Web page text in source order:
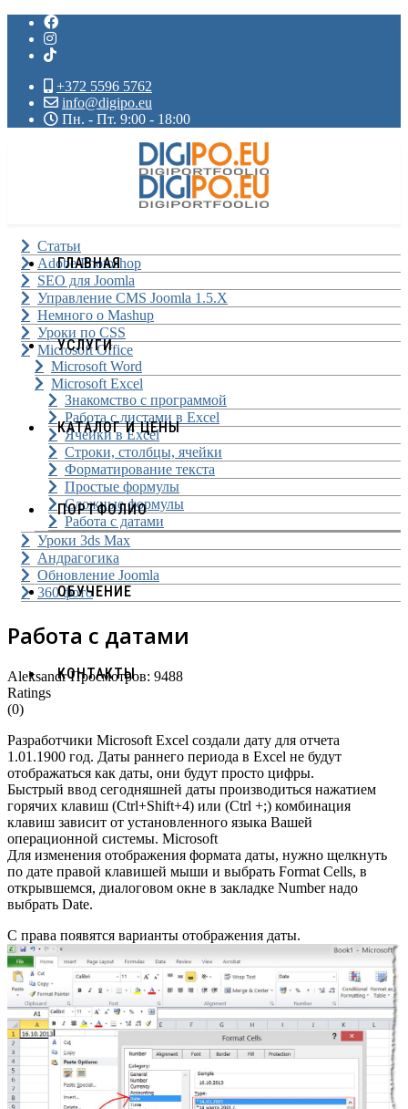
+372 5596 5762
info@digipo.eu
Пн. - Пт. 9:00 - 18:00
ГЛАВНАЯ
УСЛУГИ
КАТАЛОГ И ЦЕНЫ
ПОРТФОЛИО
ОБУЧЕНИЕ
КОНТАКТЫ
Статьи
Adobe Photoshop
SEO для Joomla
Управление CMS Joomla 1.5.X
Немного о Mashup
Уроки по CSS
Microsoft Office
Microsoft Word
Microsoft Excel
Знакомство с программой
Работа с листами в Excel
Ячейки в Excel
Строки, столбцы, ячейки
Форматирование текста
Простые формулы
Сложные формулы
Работа с датами
Уроки 3ds Max
Андрагогика
Обновление Joomla
360 фото
Работа с датами
Aleksandr Просмотров: 9488
Ratings
(0)
Разработчики Microsoft Excel создали дату для отчета
1.01.1900 год. Даты раннего периода в Excel не будут
отображаться как даты, они будут просто цифры.
Быстрый ввод сегодняшней даты производиться нажатием
горячих клавиш (Ctrl+Shift+4) или (Ctrl +;) комбинация
клавиш зависит от установленного языка Вашей
операционной системы. Microsoft
Для изменения отображения формата даты, нужно щелкнуть
по дате правой клавишей мыши и выбрать Format Cells, в
открывшемся, диалоговом окне в закладке Number надо
выбрать Date.
С права появятся варианты отображения даты.